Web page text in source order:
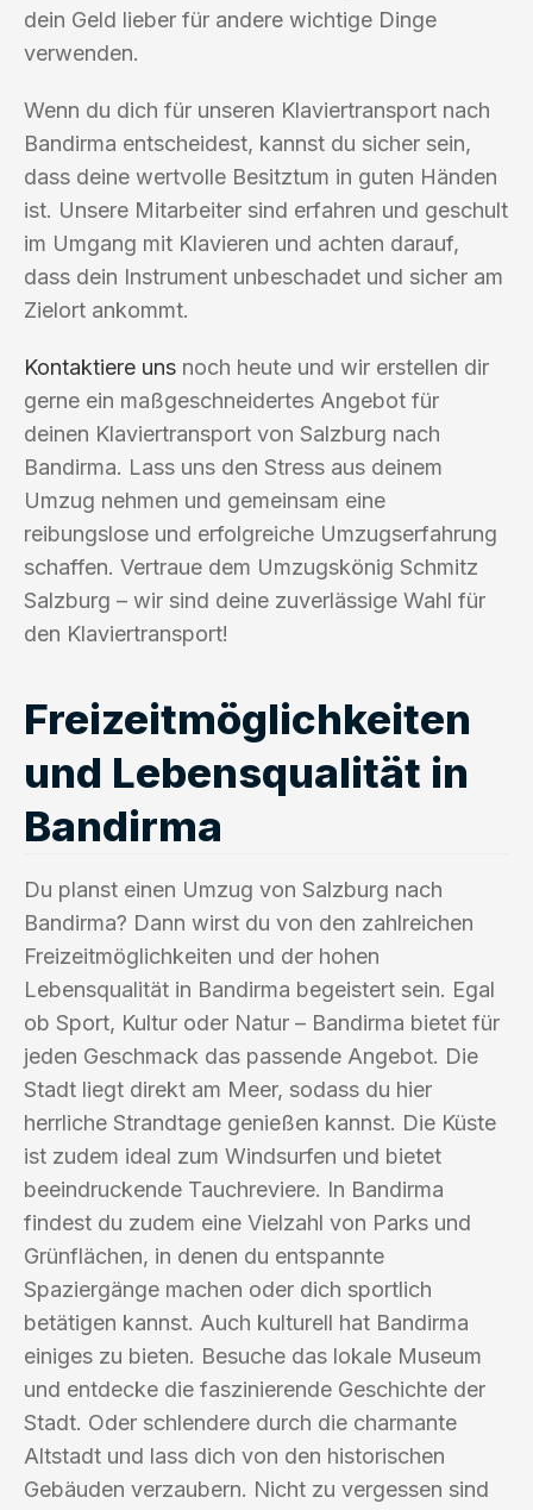
dein Geld lieber für andere wichtige Dinge
verwenden.
Wenn du dich für unseren Klaviertransport nach
Bandirma entscheidest, kannst du sicher sein,
dass deine wertvolle Besitztum in guten Händen
ist. Unsere Mitarbeiter sind erfahren und geschult
im Umgang mit Klavieren und achten darauf,
dass dein Instrument unbeschadet und sicher am
Zielort ankommt.
Kontaktiere uns noch heute und wir erstellen dir
gerne ein maßgeschneidertes Angebot für
deinen Klaviertransport von Salzburg nach
Bandirma. Lass uns den Stress aus deinem
Umzug nehmen und gemeinsam eine
reibungslose und erfolgreiche Umzugserfahrung
schaffen. Vertraue dem Umzugskönig Schmitz
Salzburg – wir sind deine zuverlässige Wahl für
den Klaviertransport!
Freizeitmöglichkeiten
und Lebensqualität in
Bandirma
Du planst einen Umzug von Salzburg nach
Bandirma? Dann wirst du von den zahlreichen
Freizeitmöglichkeiten und der hohen
Lebensqualität in Bandirma begeistert sein. Egal
ob Sport, Kultur oder Natur – Bandirma bietet für
jeden Geschmack das passende Angebot. Die
Stadt liegt direkt am Meer, sodass du hier
herrliche Strandtage genießen kannst. Die Küste
ist zudem ideal zum Windsurfen und bietet
beeindruckende Tauchreviere. In Bandirma
findest du zudem eine Vielzahl von Parks und
Grünflächen, in denen du entspannte
Spaziergänge machen oder dich sportlich
betätigen kannst. Auch kulturell hat Bandirma
einiges zu bieten. Besuche das lokale Museum
und entdecke die faszinierende Geschichte der
Stadt. Oder schlendere durch die charmante
Altstadt und lass dich von den historischen
Gebäuden verzaubern. Nicht zu vergessen sind